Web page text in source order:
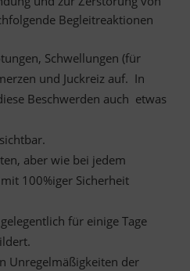
Begleitreaktionen
Schwellungen (für
und Juckreiz auf. In
Beschwerden auch etwas
aber wie bei jedem
100%iger Sicherheit
für einige Tage
Unregelmäßigkeiten der